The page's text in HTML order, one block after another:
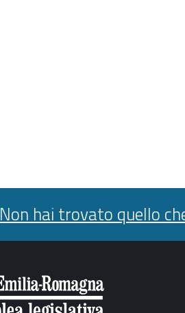
Non hai trovato quello